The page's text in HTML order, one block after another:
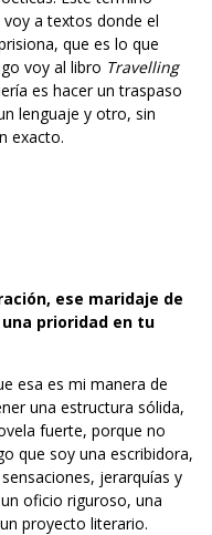
a textos donde el
que es lo que
voy al libro Travelling
es hacer un traspaso
lenguaje y otro, sin
exacto.
ese maridaje de
prioridad en tu
esa es mi manera de
una estructura sólida,
fuerte, porque no
que soy una escribidora,
jerarquías y
oficio riguroso, una
proyecto literario.